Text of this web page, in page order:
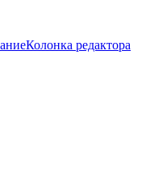
Колонка редактора